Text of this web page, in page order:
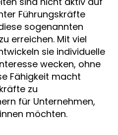
Führungskräfte
sogenannten
erreichen. Mit viel
sie individuelle
wecken, ohne
Fähigkeit macht
zu
für Unternehmen,
möchten.